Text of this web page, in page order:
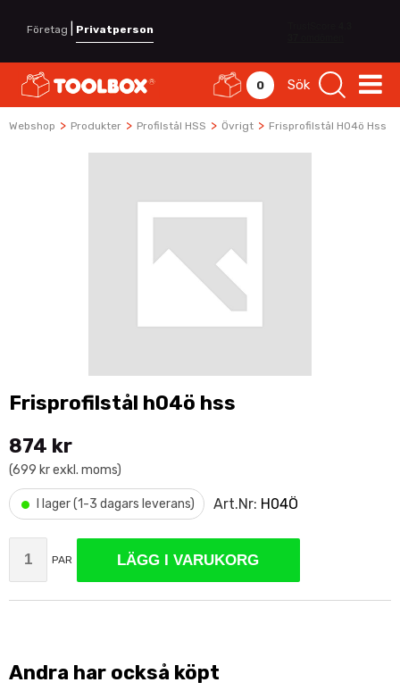
Företag Privatperson
0 Sök
Webshop > Produkter > Profilstål HSS > Övrigt > Frisprofilstål H04ö Hss
Frisprofilstål h04ö hss
874 kr
(699 kr exkl. moms)
• I lager (1-3 dagars leverans) Art.Nr: H04Ö
PAR LÄGG I VARUKORG
Andra har också köpt